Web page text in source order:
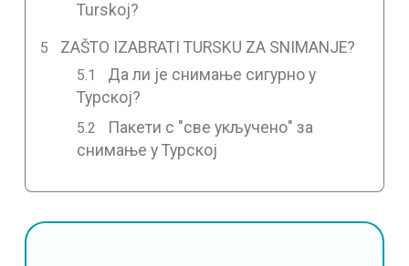
Turskoj?
ZAŠTO IZABRATI TURSKU ZA SNIMANJE?
Да ли је снимање сигурно у
Турској?
Пакети с "све укључено" за
снимање у Турској